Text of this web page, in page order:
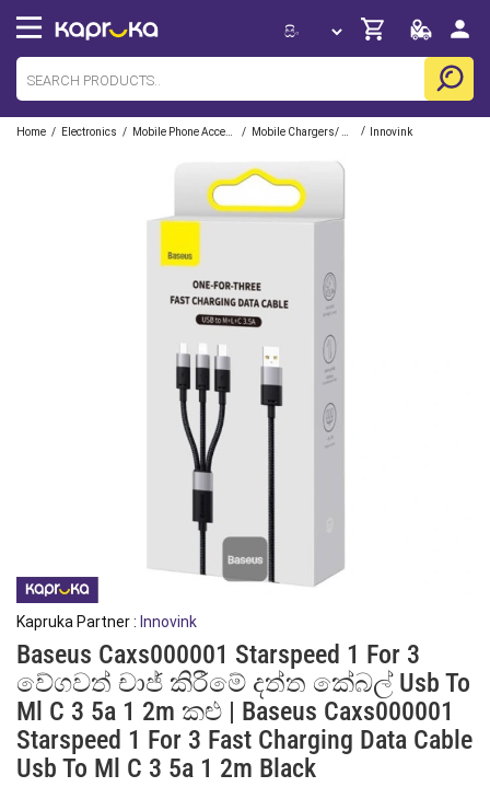
Home / Electronics / / / Innovink
Kapruka Partner : Innovink
Baseus Caxs000001 Starspeed 1 For 3
වේගවත් චාජ් කිරීමේ දත්ත කේබල් Usb To
Ml C 3 5a 1 2m කළු | Baseus Caxs000001
Starspeed 1 For 3 Fast Charging Data Cable
Usb To Ml C 3 5a 1 2m Black